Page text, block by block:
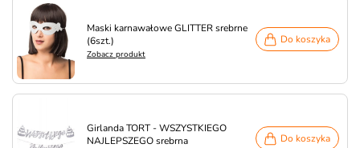
Maski karnawałowe GLITTER srebrne
(6szt.)
Zobacz produkt
Do koszyka
Girlanda TORT - WSZYSTKIEGO
NAJLEPSZEGO srebrna
Do koszyka